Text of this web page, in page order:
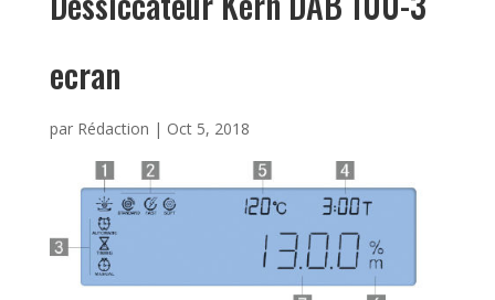
ecran
par Rédaction | Oct 5, 2018